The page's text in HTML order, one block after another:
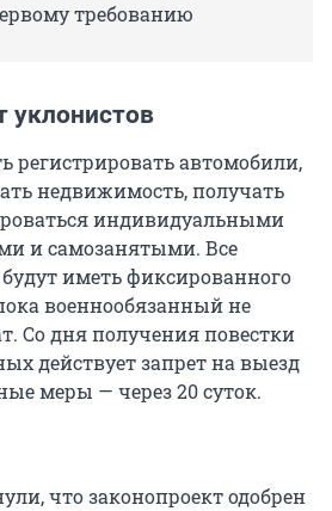
требованию
уклонистов
регистрировать автомобили,
недвижимость, получать
индивидуальными
и самозанятыми. Все
иметь фиксированного
военнообязанный не
Со дня получения повестки
действует запрет на выезд
меры — через 20 суток.
что законопроект одобрен